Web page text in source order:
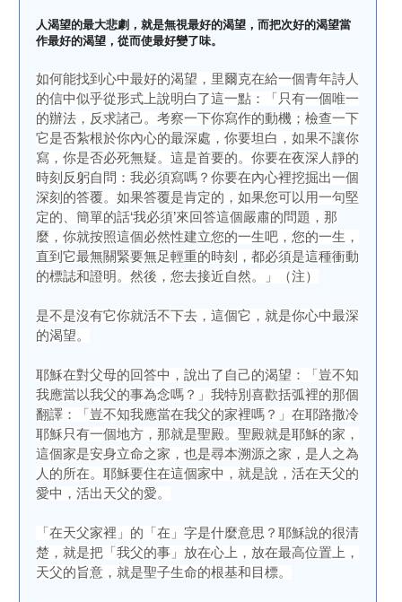
人渴望的最大悲劇，就是無視最好的渴望，而把次好的渴望當
作最好的渴望，從而使最好變了味。
如何能找到心中最好的渴望，里爾克在給一個青年詩人
的信中似乎從形式上說明白了這一點：「只有一個唯一
的辦法，反求諸己。考察一下你寫作的動機；檢查一下
它是否紮根於你內心的最深處，你要坦白，如果不讓你
寫，你是否必死無疑。這是首要的。你要在夜深人靜的
時刻反躬自問：我必須寫嗎？你要在內心裡挖掘出一個
深刻的答覆。如果答覆是肯定的，如果您可以用一句堅
定的、簡單的話‘我必須’來回答這個嚴肅的問題，那
麼，你就按照這個必然性建立您的一生吧，您的一生，
直到它最無關緊要無足輕重的時刻，都必須是這種衝動
的標誌和證明。然後，您去接近自然。」（注）
是不是沒有它你就活不下去，這個它，就是你心中最深
的渴望。
耶穌在對父母的回答中，說出了自己的渴望：「豈不知
我應當以我父的事為念嗎？」我特別喜歡括弧裡的那個
翻譯：「豈不知我應當在我父的家裡嗎？」在耶路撒冷
耶穌只有一個地方，那就是聖殿。聖殿就是耶穌的家，
這個家是安身立命之家，也是尋本溯源之家，是人之為
人的所在。耶穌要住在這個家中，就是說，活在天父的
愛中，活出天父的愛。
「在天父家裡」的「在」字是什麼意思？耶穌說的很清
楚，就是把「我父的事」放在心上，放在最高位置上，
天父的旨意，就是聖子生命的根基和目標。